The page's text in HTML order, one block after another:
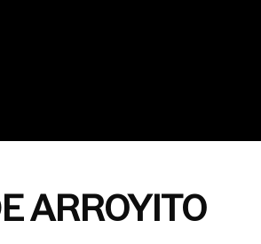
ARROYITO